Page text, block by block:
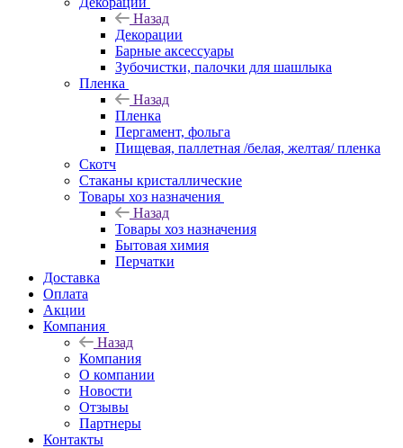
Назад
Декорации
Барные аксессуары
Зубочистки, палочки для шашлыка
Пленка
Назад
Пленка
Пергамент, фольга
Пищевая, паллетная /белая, желтая/ пленка
Скотч
Стаканы кристаллические
Товары хоз назначения
Назад
Товары хоз назначения
Бытовая химия
Перчатки
Доставка
Оплата
Акции
Компания
Назад
Компания
О компании
Новости
Отзывы
Партнеры
Контакты